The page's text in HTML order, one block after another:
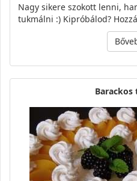
Nagy sikere szokott lenni,
tukmálni :) Kipróbálod?